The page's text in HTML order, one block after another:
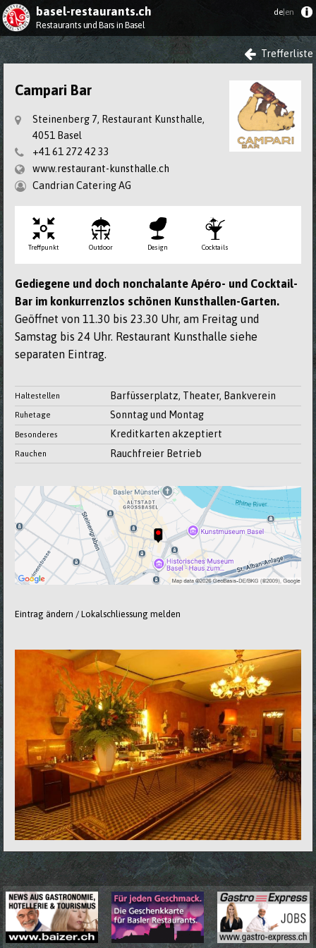
basel-restaurants.ch
Restaurants und Bars in Basel
de|en
Trefferliste
Campari Bar
Steinenberg 7, Restaurant Kunsthalle,
4051 Basel
+41 61 272 42 33
www.restaurant-kunsthalle.ch
Candrian Catering AG
Treff­punkt Outdoor Design Cocktails
Gediegene und doch nonchalante Apéro- und Cocktail-
Bar im konkurrenzlos schönen Kunsthallen-Garten.
Geöffnet von 11.30 bis 23.30 Uhr, am Freitag und
Samstag bis 24 Uhr. Restaurant Kunsthalle siehe
separaten Eintrag.
Haltestellen Barfüsserplatz, Theater, Bankverein
Ruhetage Sonntag und Montag
Besonderes Kreditkarten akzeptiert
Rauchen Rauchfreier Betrieb
Eintrag ändern / Lokalschliessung melden